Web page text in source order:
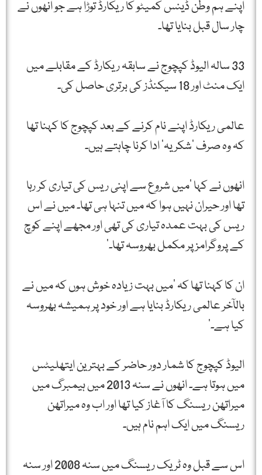
اپنے ہم وطن ڈینس کمیٹو کا ریکارڈ توڑا ہے جو انھوں نے
چار سال قبل بنایا تھا۔
33 سالہ الیوڈ کپچوج نے سابقہ ریکارڈ کے مقابلے میں
ایک منٹ اور 18 سیکنڈز کی برتری حاصل کی۔
عالمی ریکارڈ اپنے نام کرنے کے بعد کپچوج کا کہنا تھا
کہ وہ صرف ’شکریہ‘ ادا کرنا چاہتے ہیں۔
انھوں‌ نے کہا ’میں شروع سے اپنی ریس کی تیاری کر رہا
تھا اور حیران نہیں ہوا کہ میں تنہا ہی تھا۔ میں نے اس
ریس کی بہت عمدہ تیاری کی تھی اور مجھے اپنے کوچ
کے پروگرامز پر مکمل بھروسہ تھا۔‘
ان کا کہنا تھا کہ ’میں بہت زیادہ خوش ہوں کہ میں نے
بالآخر عالمی ریکارڈ بنایا ہے اور خود پر ہمیشہ بھروسہ
کیا ہے۔‘
الیوڈ کپچوج کا شمار دور حاضر کے بہترین ایتھلیٹس
میں ہوتا ہے۔ انھوں نے سنہ 2013 میں ہیمبرگ میں
میراتھن ریسنگ کا آغاز کیا تھا اور اب وہ میراتھن
ریسنگ میں ایک اہم نام ہیں۔
اس سے قبل وہ ٹریک ریسنگ میں سنہ 2008 اور سنہ